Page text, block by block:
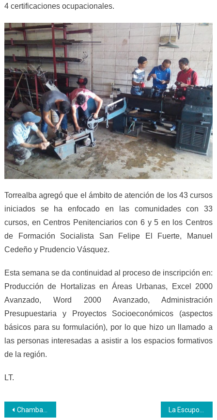
4 certificaciones ocupacionales.
Torrealba agregó que el ámbito de atención de los 43 cursos
iniciados se ha enfocado en las comunidades con 33
cursos, en Centros Penitenciarios con 6 y 5 en los Centros
de Formación Socialista San Felipe El Fuerte, Manuel
Cedeño y Prudencio Vásquez.
Esta semana se da continuidad al proceso de inscripción en:
Producción de Hortalizas en Áreas Urbanas, Excel 2000
Avanzado, Word 2000 Avanzado, Administración
Presupuestaria y Proyectos Socioeconómicos (aspectos
básicos para su formulación), por lo que hizo un llamado a
las personas interesadas a asistir a los espacios formativos
de la región.
LT.
Navegación
Chamba juvenil tiene meta de incorporar a 2 millones de jóvenes al trabajo La Escupol se forma con el Inces Yaracuy en el curso de ortografía y redacción